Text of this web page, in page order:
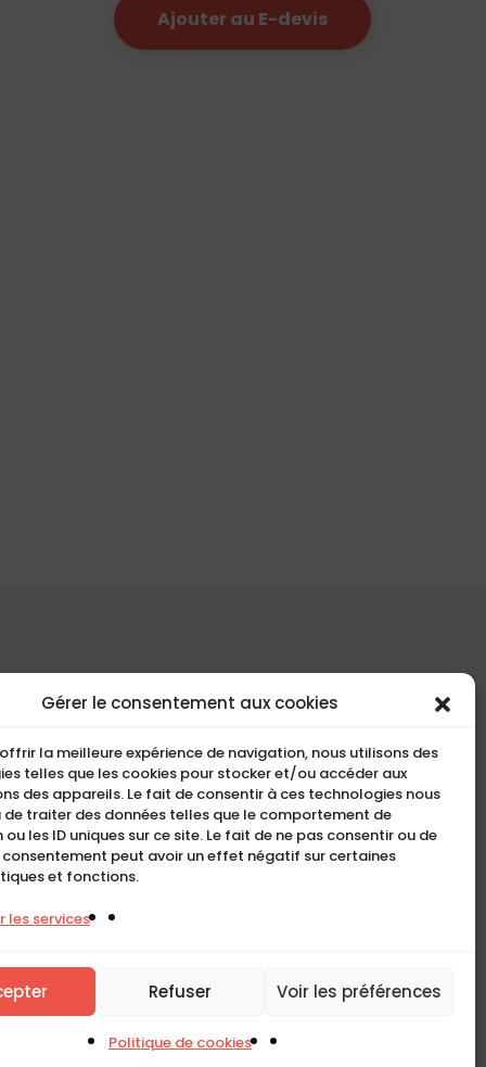
Gérer le consentement aux cookies
la meilleure expérience de navigation, nous utilisons des
telles que les cookies pour stocker et/ou accéder aux
des appareils. Le fait de consentir à ces technologies nous
traiter des données telles que le comportement de
les ID uniques sur ce site. Le fait de ne pas consentir ou de
consentement peut avoir un effet négatif sur certaines
et fonctions.
les services
Refuser Voir les préférences
Politique de cookies
Ajouter au E-devis
COMPACT
5, Rue Ambroise Croizat
95195 BP30523
Goussainville Cedex Val
d’Oise France.
01 34 04 76 50